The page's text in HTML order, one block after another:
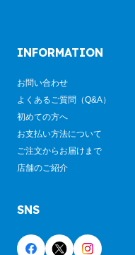
INFORMATION
お問い合わせ
よくあるご質問（Q&A）
初めての方へ
お支払い方法について
ご注文からお届けまで
店舗のご紹介
SNS